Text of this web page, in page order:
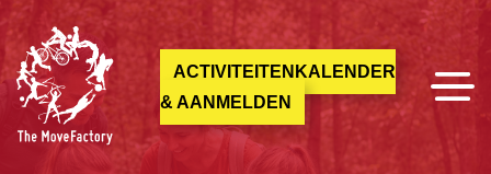
ACTIVITEITENKALENDER
& AANMELDEN
Marlou van Wersch